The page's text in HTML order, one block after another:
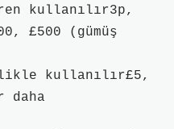
kullanılır3p,
£500 (gümüş
kullanılır£5,
daha